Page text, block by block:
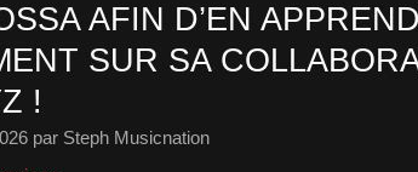
AFIN D’EN
SUR SA
!
par Steph Musicnation